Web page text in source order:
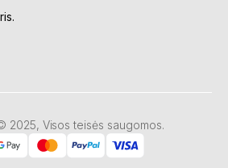
2025, Visos teisės saugomos.